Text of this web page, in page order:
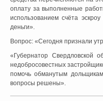
оплату за выполненные
использованием счёта
деньги».
Вопрос: «Сегодня признали
«Губернатор Свердловской
недобросовестных
помочь обманутым
вопросы решены».